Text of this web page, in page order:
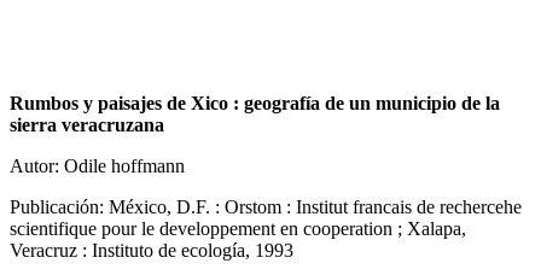
Rumbos y paisajes de Xico : geografía de un municipio de la
sierra veracruzana
Autor: Odile hoffmann
Publicación: México, D.F. : Orstom : Institut francais de rechercehe
scientifique pour le developpement en cooperation ; Xalapa,
Veracruz : Instituto de ecología, 1993